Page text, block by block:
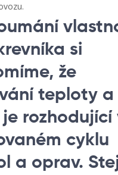
si
že
teploty a
rozhodující
cyklu
a oprav.